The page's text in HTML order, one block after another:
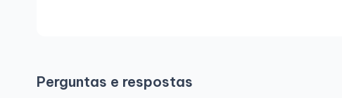
Perguntas e respostas